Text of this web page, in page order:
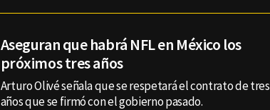
Aseguran que habrá NFL en México los
próximos tres años
Arturo Olivé señala que se respetará el contrato de tres
años que se firmó con el gobierno pasado.